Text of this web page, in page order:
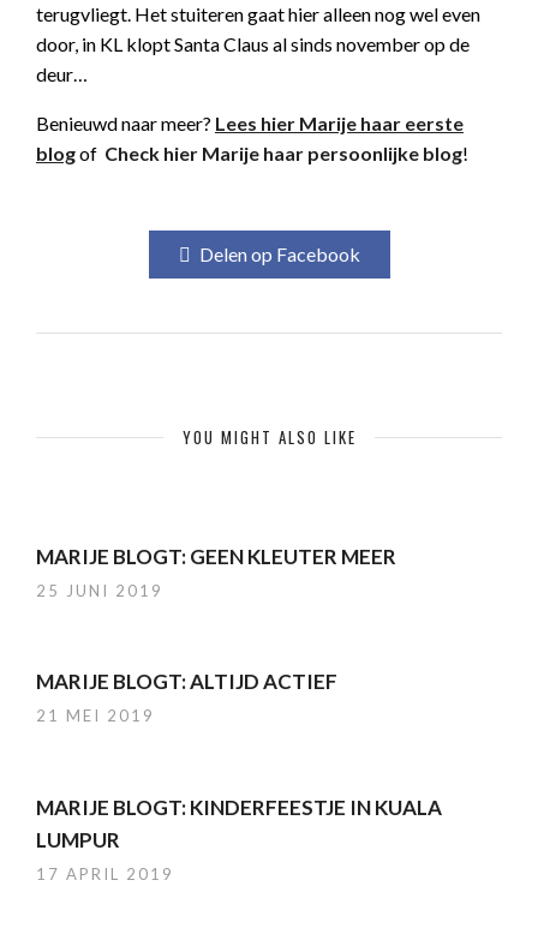
terugvliegt. Het stuiteren gaat hier alleen nog wel even
door, in KL klopt Santa Claus al sinds november op de
deur…
Benieuwd naar meer? Lees hier Marije haar eerste
blogof Check hier Marije haar persoonlijke blog!
Delen op Facebook
YOU MIGHT ALSO LIKE
MARIJE BLOGT: GEEN KLEUTER MEER
25 JUNI 2019
MARIJE BLOGT: ALTIJD ACTIEF
21 MEI 2019
MARIJE BLOGT: KINDERFEESTJE IN KUALA
LUMPUR
17 APRIL 2019